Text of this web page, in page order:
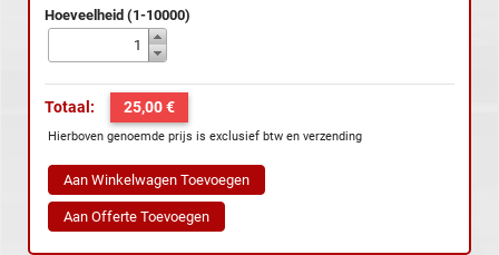
Hoeveelheid (1-10000)
Totaal: 25,00 €
Hierboven genoemde prijs is exclusief btw en verzending